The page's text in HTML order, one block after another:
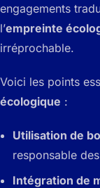
engagements
l’empreinte
irréprochable.
Voici les points
écologique :
Utilisation de
responsable
Intégration de